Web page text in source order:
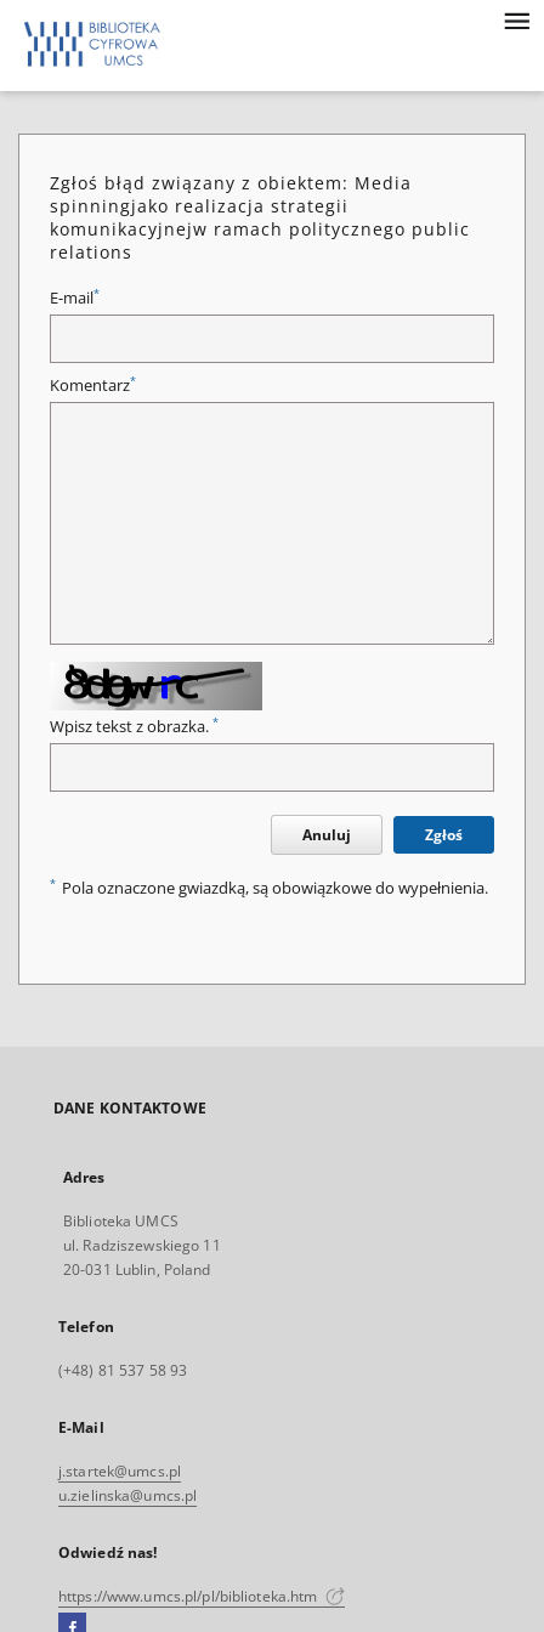
Zgłoś błąd związany z obiektem: Media
spinningjako realizacja strategii
komunikacyjnejw ramach politycznego public
relations
E-mail*
Komentarz*
Wpisz tekst z obrazka. *
Anuluj Zgłoś
* Pola oznaczone gwiazdką, są obowiązkowe do wypełnienia.
DANE KONTAKTOWE
Adres
Biblioteka UMCS
ul. Radziszewskiego 11
20-031 Lublin, Poland
Telefon
(+48) 81 537 58 93
E-Mail
j.startek@umcs.pl
u.zielinska@umcs.pl
Odwiedź nas!
https://www.umcs.pl/pl/biblioteka.htm
Facebook